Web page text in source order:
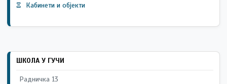
Ξ
Кабинети и објекти
ШКОЛА У ГУЧИ
Радничка 13